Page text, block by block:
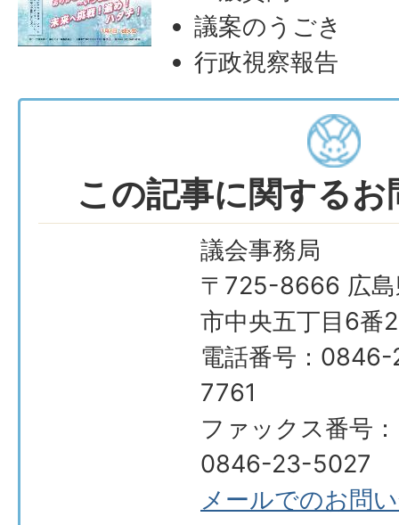
議案のうごき
行政視察報告
この記事に関する
議会事務局
〒725-8666 広島
市中央五丁目6番
電話番号：
7761
ファックス番号：
0846-23-5027
メールでのお問